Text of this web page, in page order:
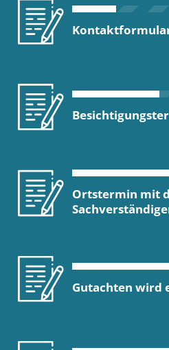
Ortstermin mit
Gutachten wird